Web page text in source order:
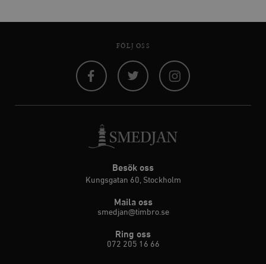
FÖLJ OSS
Besök oss
Kungsgatan 60, Stockholm
Maila oss
smedjan@timbro.se
Ring oss
072 205 16 66